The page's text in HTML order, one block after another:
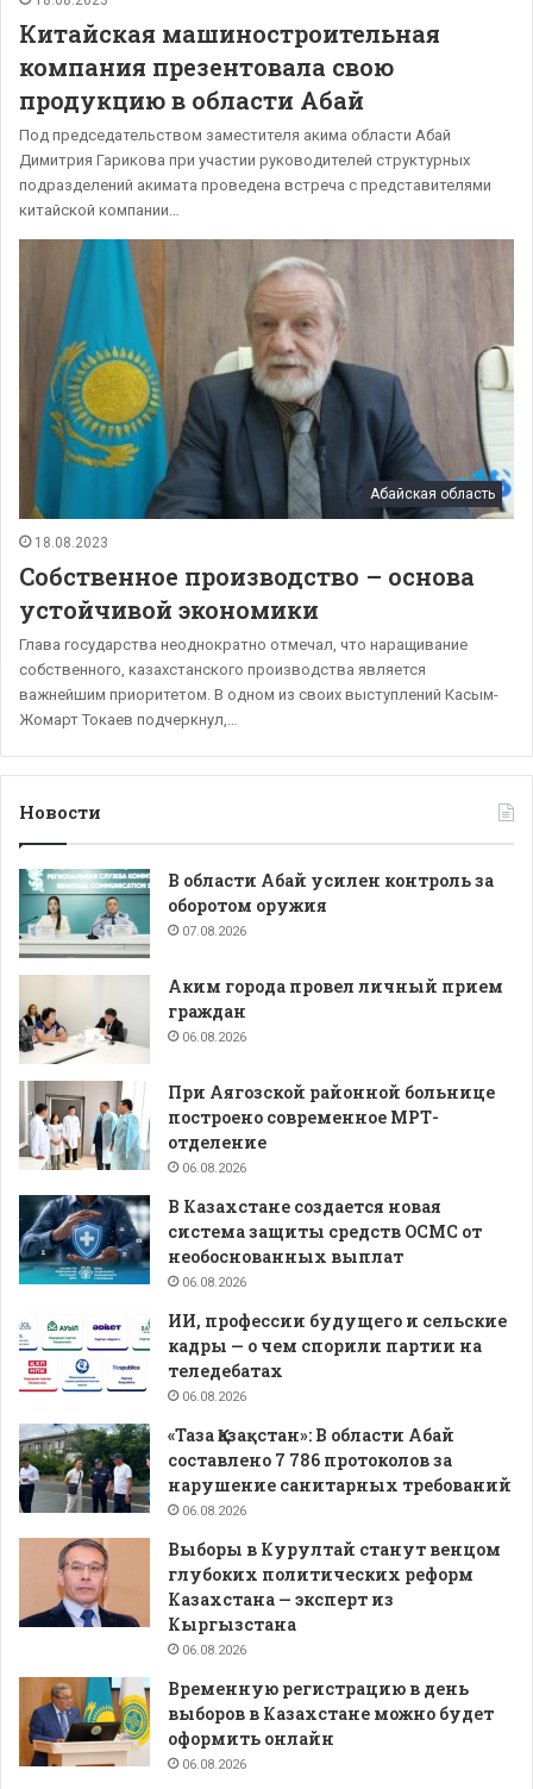
Китайская машиностроительная
компания презентовала свою
продукцию в области Абай
Под председательством заместителя акима области Абай
Димитрия Гарикова при участии руководителей структурных
подразделений акимата проведена встреча с представителями
китайской компании…
Абайская область
18.08.2023
Собственное производство – основа
устойчивой экономики
Глава государства неоднократно отмечал, что наращивание
собственного, казахстанского производства является
важнейшим приоритетом. В одном из своих выступлений Касым-
Жомарт Токаев подчеркнул,…
Новости
В области Абай усилен контроль за
оборотом оружия
07.08.2026
Аким города провел личный прием
граждан
06.08.2026
При Аягозской районной больнице
построено современное МРТ-
отделение
06.08.2026
В Казахстане создается новая
система защиты средств ОСМС от
необоснованных выплат
06.08.2026
ИИ, профессии будущего и сельские
кадры — о чем спорили партии на
теледебатах
06.08.2026
«Таза Қазақстан»: В области Абай
составлено 7 786 протоколов за
нарушение санитарных требований
06.08.2026
Выборы в Курултай станут венцом
глубоких политических реформ
Казахстана — эксперт из
Кыргызстана
06.08.2026
Временную регистрацию в день
выборов в Казахстане можно будет
оформить онлайн
06.08.2026